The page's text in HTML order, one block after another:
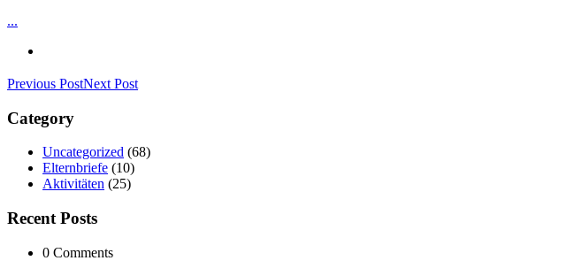
...
Previous PostNext Post
Category
Uncategorized (68)
Elternbriefe (10)
Aktivitäten (25)
Recent Posts
0 Comments